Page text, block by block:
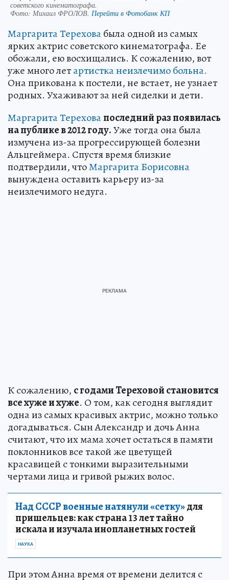
советского кинематографа.
Фото: Михаил ФРОЛОВ. Перейти в Фотобанк КП
Маргарита Тереховабыла одной из самых
ярких актрис советского кинематографа. Ее
обожали, ею восхищались. К сожалению, вот
уже много летартистка неизлечимо больна.
Она прикована к постели, не встает, не узнает
родных. Ухаживают за ней сиделки и дети.
Маргарита Тереховапоследний раз появилась
на публике в 2012 году.Уже тогда она была
измучена из-за прогрессирующей болезни
Альцгеймера. Спустя время близкие
подтвердили, чтоМаргарита Борисовна
вынуждена оставить карьеру из-за
неизлечимого недуга.
К сожалению, с годами Тереховой становится
все хуже и хуже. О том, как сегодня выглядит
одна из самых красивых актрис, можно только
догадываться. Сын Александр и дочь Анна
считают, что их мама хочет остаться в памяти
поклонников все такой же цветущей
красавицей с тонкими выразительными
чертами лица и гривой рыжих волос.
Над СССР военные натянули «сетку»для
пришельцев: как страна 13 лет тайно
искала и изучала инопланетных гостей
НАУКА
При этом Анна время от времени делится с